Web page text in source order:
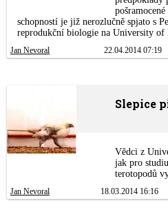
schopností je již nerozlučně spjato s
reprodukční biologie na University of
Jan Nevoral 22.04.2014 07:19
Slepice
Vědci z
jak pro
terotopodů
Jan Nevoral 18.03.2014 16:16